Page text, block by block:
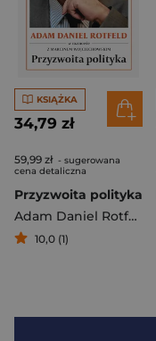
KSIĄŻKA
34,79 zł
59,99 zł - sugerowana
cena detaliczna
Przyzwoita polityka
Adam Daniel Rotfeld
10,0 (1)